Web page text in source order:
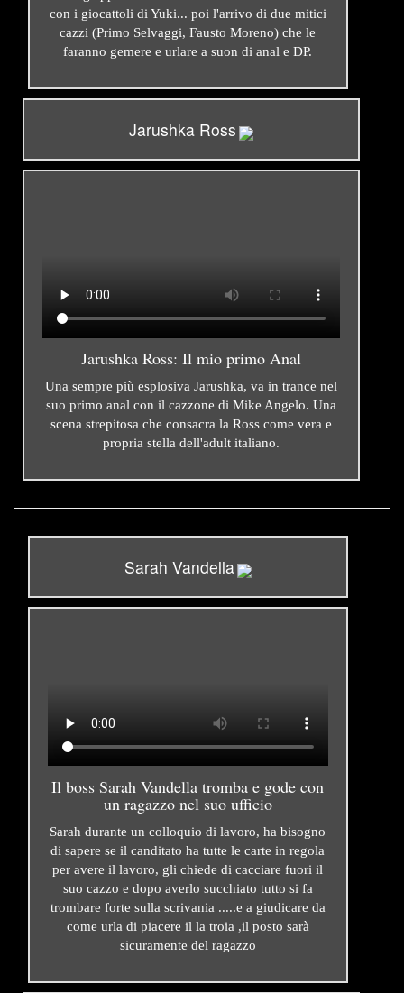
con i giocattoli di Yuki... poi l'arrivo di due mitici
cazzi (Primo Selvaggi, Fausto Moreno) che le
faranno gemere e urlare a suon di anal e DP.
Jarushka Ross
Jarushka Ross: Il mio primo Anal
Una sempre più esplosiva Jarushka, va in trance nel
suo primo anal con il cazzone di Mike Angelo. Una
scena strepitosa che consacra la Ross come vera e
propria stella dell'adult italiano.
Sarah Vandella
Il boss Sarah Vandella tromba e gode con
un ragazzo nel suo ufficio
Sarah durante un colloquio di lavoro, ha bisogno
di sapere se il canditato ha tutte le carte in regola
per avere il lavoro, gli chiede di cacciare fuori il
suo cazzo e dopo averlo succhiato tutto si fa
trombare forte sulla scrivania .....e a giudicare da
come urla di piacere il la troia ,il posto sarà
sicuramente del ragazzo